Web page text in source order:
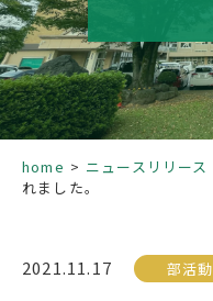
学校生活
部活動
受検生の方へ
home ニュースリリース
れました。
2021.11.17 部活動